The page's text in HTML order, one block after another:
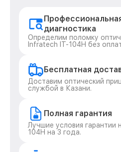
диагностика
Определим поломку
Infratech IT-104H без
Бесплатная
Доставим оптический
службой в Казани.
Полная гарантия
Лучшие условия гарантии
104H на 3 года.